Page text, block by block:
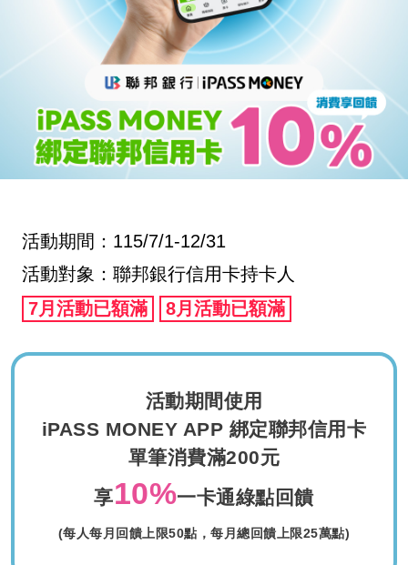
活動期間：115/7/1-12/31
活動對象：聯邦銀行信用卡持卡人
7月活動已額滿
8月活動已額滿
活動期間使用
iPASS MONEY APP 綁定聯邦信用卡
單筆消費滿200元
享10%一卡通綠點回饋
(每人每月回饋上限50點，每月總回饋上限25萬點)